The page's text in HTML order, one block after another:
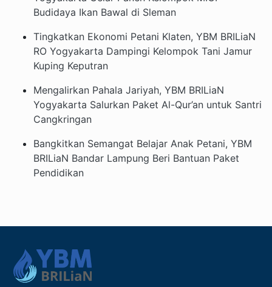
Budidaya Ikan Bawal di Sleman
Tingkatkan Ekonomi Petani Klaten, YBM BRILiaN
RO Yogyakarta Dampingi Kelompok Tani Jamur
Kuping Keputran
Mengalirkan Pahala Jariyah, YBM BRILiaN
Yogyakarta Salurkan Paket Al-Qur’an untuk Santri
Cangkringan
Bangkitkan Semangat Belajar Anak Petani, YBM
BRILiaN Bandar Lampung Beri Bantuan Paket
Pendidikan